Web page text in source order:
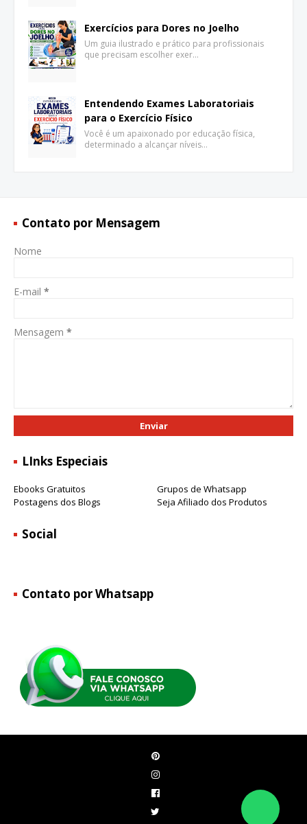
Exercícios para Dores no Joelho
Um guia ilustrado e prático para profissionais
que precisam escolher exer…
Entendendo Exames Laboratoriais
para o Exercício Físico
Você é um apaixonado por educação física,
determinado a alcançar níveis…
Contato por Mensagem
Nome
E-mail *
Mensagem *
LInks Especiais
Ebooks Gratuitos
Grupos de Whatsapp
Postagens dos Blogs
Seja Afiliado dos Produtos
Social
Contato por Whatsapp